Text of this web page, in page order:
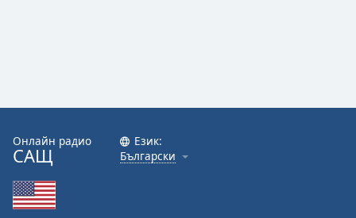
Онлайн радио
САЩ
Език:
Български